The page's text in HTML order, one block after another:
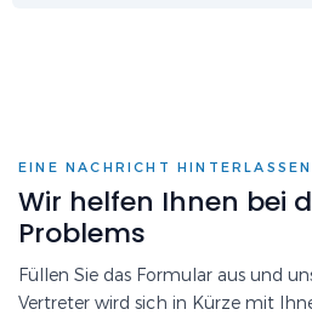
EINE NACHRICHT HINTERLASSEN
Wir helfen Ihnen bei
Problems
Füllen Sie das Formular aus und
Vertreter wird sich in Kürze mit